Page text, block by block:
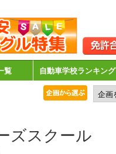
覧 自動車学校ランキング
ズスクール